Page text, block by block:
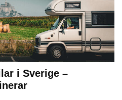
i Sverige –